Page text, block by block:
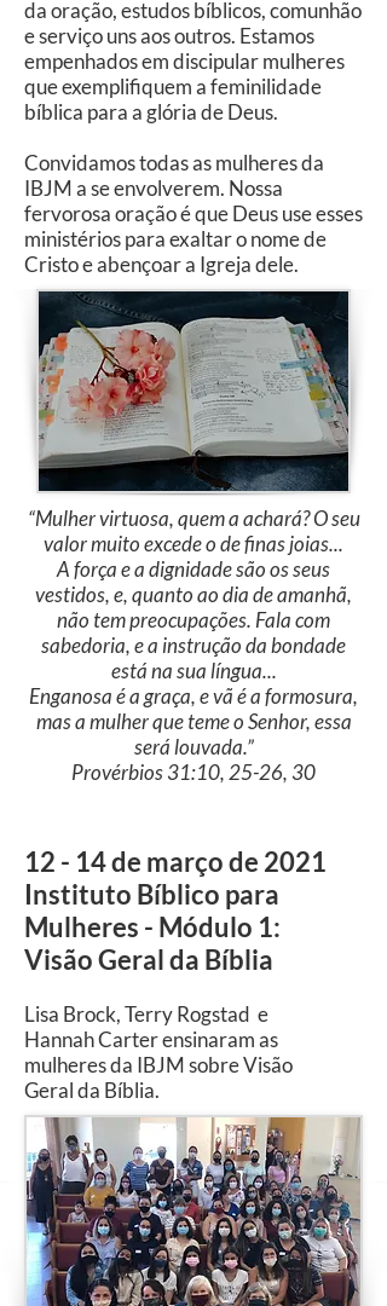
da oração, estudos bíblicos, comunhão
e serviço uns aos outros. Estamos
empenhados em discipular mulheres
que exemplifiquem a feminilidade
bíblica para a glória de Deus.
Convidamos todas as mulheres da
IBJM a se envolverem. Nossa
fervorosa oração é que Deus use esses
ministérios para exaltar o nome de
Cristo e abençoar a Igreja dele.
“Mulher virtuosa, quem a achará? O seu
valor muito excede o de finas joias...
A força e a dignidade são os seus
vestidos, e, quanto ao dia de amanhã,
não tem preocupações. Fala com
sabedoria, e a instrução da bondade
está na sua língua...
Enganosa é a graça, e vã é a formosura,
mas a mulher que teme o Senhor, essa
será louvada.”
Provérbios 31:10, 25-26, 30
12 - 14 de março de 2021
Instituto Bíblico para
Mulheres - Módulo 1:
Visão Geral da Bíblia
Lisa Brock, Terry Rogstad e
Hannah Carter ensinaram as
mulheres da IBJM sobre Visão
Geral da Bíblia.